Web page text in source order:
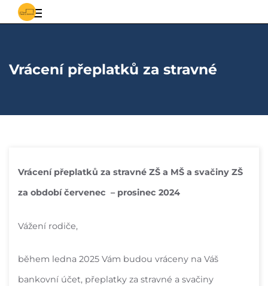
mateřská
Řepiště
Vrácení přeplatků za stravné
Vrácení přeplatků za stravné ZŠ a MŠ a svačiny ZŠ
za období červenec – prosinec 2024
Vážení rodiče,
během ledna 2025 Vám budou vráceny na Váš
bankovní účet, přeplatky za stravné a svačiny